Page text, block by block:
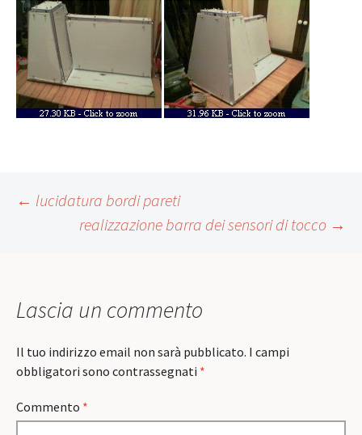
Post
← lucidatura bordi pareti
realizzazione barra dei sensori di tocco →
Lascia un commento
Il tuo indirizzo email non sarà pubblicato. I campi
obbligatori sono contrassegnati *
Commento *